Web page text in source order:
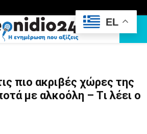
πιο ακριβές χώρες της
με αλκοόλη – Tι λέει ο
EL